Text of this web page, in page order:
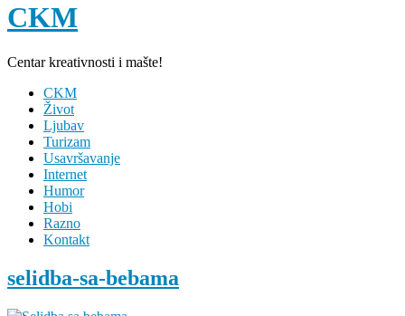
CKM
Centar kreativnosti i mašte!
CKM
Život
Ljubav
Turizam
Usavršavanje
Internet
Humor
Hobi
Razno
Kontakt
selidba-sa-bebama